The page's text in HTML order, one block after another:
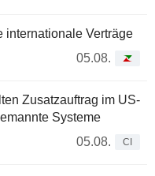
internationale Verträge
05.08.
Zusatzauftrag im US-
Systeme
05.08.
CI